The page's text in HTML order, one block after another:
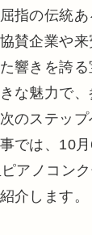
指の伝統
賛企業や
響きを誇
な魅力で
のステッ
では、10
アノコン
介します。